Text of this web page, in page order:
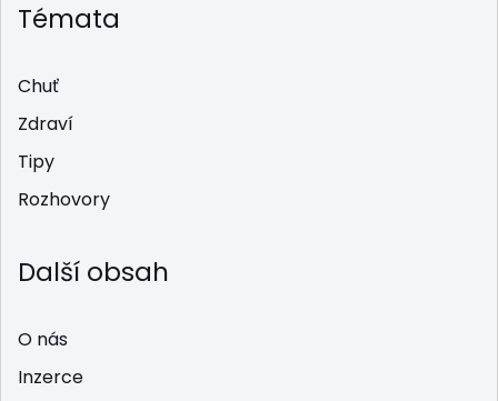
Témata
Chuť
Zdraví
Tipy
Rozhovory
Další obsah
O nás
Inzerce